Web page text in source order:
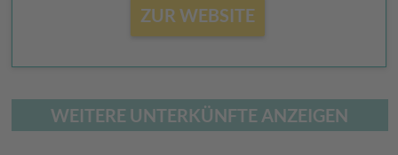
ZUR WEBSITE
WEITERE UNTERKÜNFTE ANZEIGEN